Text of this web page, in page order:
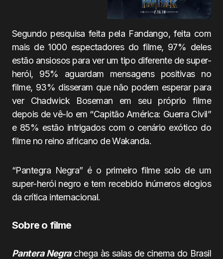
Segundo pesquisa feita pela Fandango, feita com
mais de 1000 espectadores do filme, 97% deles
estão ansiosos para ver um tipo diferente de super-
herói, 95% aguardam mensagens positivas no
filme, 93% disseram que não podem esperar para
ver Chadwick Boseman em seu próprio filme
depois de vê-lo em “Capitão América: Guerra Civil”
e 85% estão intrigados com o cenário exótico do
filme no reino africano de Wakanda.
“Pantegra Negra” é o primeiro filme solo de um
super-herói negro e tem recebido inúmeros elogios
da crítica internacional.
Sobre o filme
Pantera Negrachega às salas de cinema do Brasil